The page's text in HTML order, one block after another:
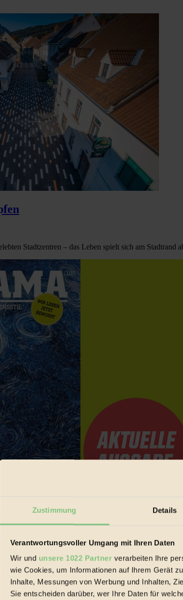
Zustimmung Details
Verantwortungsvoller Umgang mit Ihren Daten
Wir und unsere 1022 Partner verarbeiten Ihre
wie Cookies, um Informationen auf Ihrem Gerät
Inhalte, Messungen von Werbung und Inhalten,
Sie entscheiden darüber, wer Ihre Daten für
Stadtzentren – das Leben spielt sich am
den Ozean und seine Bewegungen
Wildvögel im Freilandhühnerbetrieb vorbeischauen.
fühlen sich in Mitteleuropa inziwschen oft zu
die nach Entleerung voll wieder zu dir